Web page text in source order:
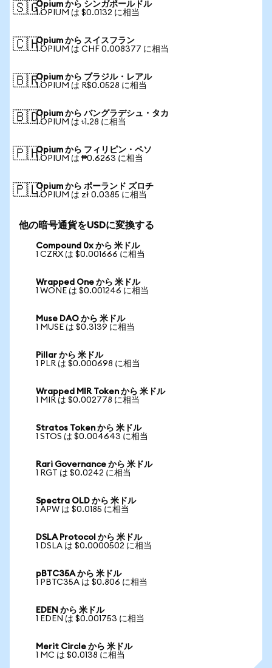
🇸🇬Opium から シンガポールドル
1 OPIUM は $0.0132 に相当
🇨🇭Opium から スイスフラン
1 OPIUM は CHF 0.008377 に相当
🇧🇷Opium から ブラジル・レアル
1 OPIUM は R$0.0528 に相当
🇧🇩Opium から バングラデシュ・タカ
1 OPIUM は ৳1.28 に相当
🇵🇭Opium から フィリピン・ペソ
1 OPIUM は ₱0.6263 に相当
🇵🇱Opium から ポーランド ズロチ
1 OPIUM は zł 0.0385 に相当
他の暗号通貨をUSDに変換する
Compound 0x から 米ドル
1 CZRX は $0.001666 に相当
Wrapped One から 米ドル
1 WONE は $0.001246 に相当
Muse DAO から 米ドル
1 MUSE は $0.3139 に相当
Pillar から 米ドル
1 PLR は $0.000698 に相当
Wrapped MIR Token から 米ドル
1 MIR は $0.002778 に相当
Stratos Token から 米ドル
1 STOS は $0.004643 に相当
Rari Governance から 米ドル
1 RGT は $0.0242 に相当
Spectra OLD から 米ドル
1 APW は $0.0185 に相当
DSLA Protocol から 米ドル
1 DSLA は $0.0000502 に相当
pBTC35A から 米ドル
1 PBTC35A は $0.806 に相当
EDEN から 米ドル
1 EDEN は $0.001753 に相当
Merit Circle から 米ドル
1 MC は $0.0138 に相当